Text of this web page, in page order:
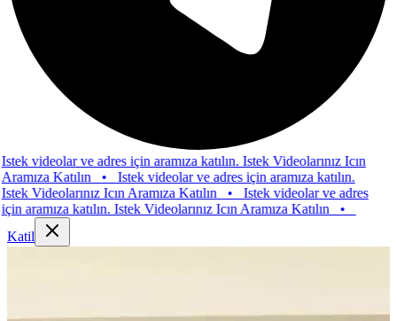
ve adres için aramıza katılın. Istek Videolarınız Icın
Katılın•Istek videolar ve adres için aramıza katılın.
Icın Aramıza Katılın•Istek videolar ve adres
katılın. Istek Videolarınız Icın Aramıza Katılın•
Katil